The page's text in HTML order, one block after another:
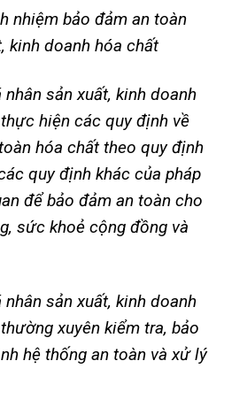
nhiệm bảo đảm an toàn
kinh doanh hóa chất
sản xuất, kinh doanh
hiện các quy định về
hóa chất theo quy định
quy định khác của pháp
để bảo đảm an toàn cho
sức khoẻ cộng đồng và
sản xuất, kinh doanh
xuyên kiểm tra, bảo
hệ thống an toàn và xử lý